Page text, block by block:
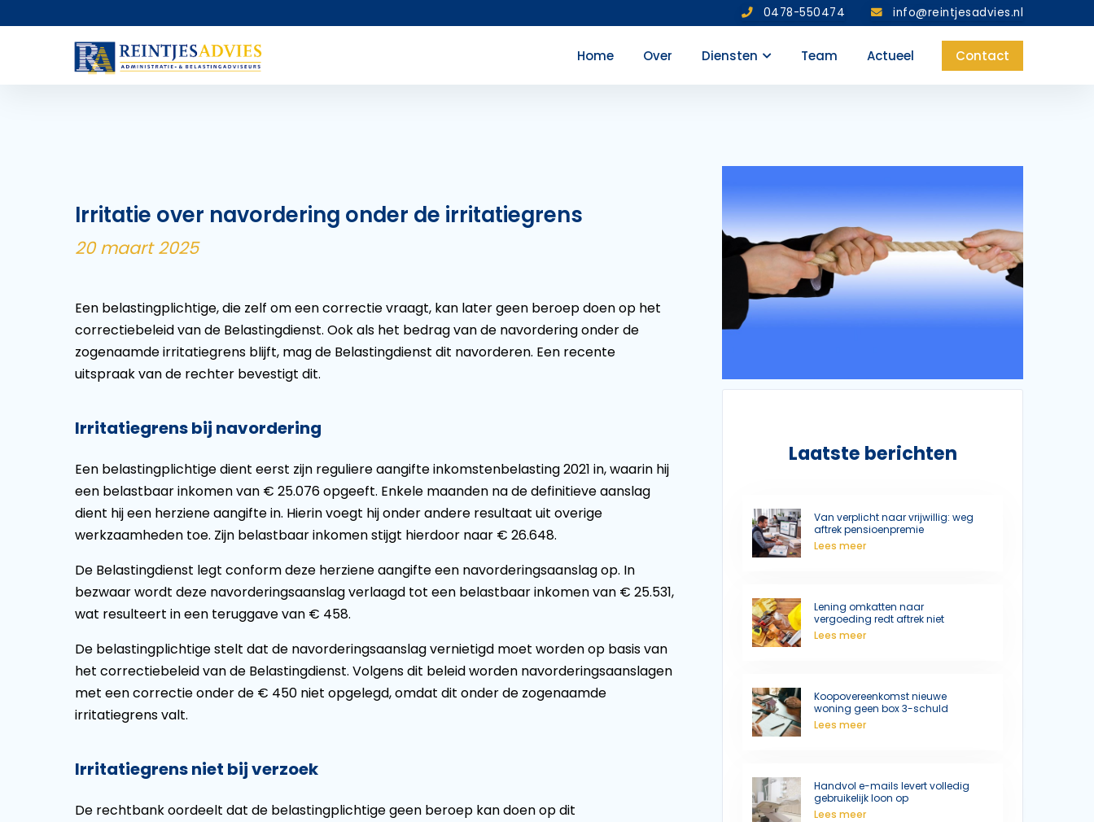
0478-550474 info@reintjesadvies.nl
Home Over Diensten Team Actueel Contact
Irritatie over navordering onder de irritatiegrens
20 maart 2025
Een belastingplichtige, die zelf om een correctie vraagt, kan later geen beroep doen op het
correctiebeleid van de Belastingdienst. Ook als het bedrag van de navordering onder de
zogenaamde irritatiegrens blijft, mag de Belastingdienst dit navorderen. Een recente
uitspraak van de rechter bevestigt dit.
Irritatiegrens bij navordering
Een belastingplichtige dient eerst zijn reguliere aangifte inkomstenbelasting 2021 in, waarin hij
een belastbaar inkomen van € 25.076 opgeeft. Enkele maanden na de definitieve aanslag
dient hij een herziene aangifte in. Hierin voegt hij onder andere resultaat uit overige
werkzaamheden toe. Zijn belastbaar inkomen stijgt hierdoor naar € 26.648.
De Belastingdienst legt conform deze herziene aangifte een navorderingsaanslag op. In
bezwaar wordt deze navorderingsaanslag verlaagd tot een belastbaar inkomen van € 25.531,
wat resulteert in een teruggave van € 458.
De belastingplichtige stelt dat de navorderingsaanslag vernietigd moet worden op basis van
het correctiebeleid van de Belastingdienst. Volgens dit beleid worden navorderingsaanslagen
met een correctie onder de € 450 niet opgelegd, omdat dit onder de zogenaamde
irritatiegrens valt.
Irritatiegrens niet bij verzoek
De rechtbank oordeelt dat de belastingplichtige geen beroep kan doen op dit
Laatste berichten
Van verplicht naar vrijwillig: weg
aftrek pensioenpremie
Lees meer
Lening omkatten naar
vergoeding redt aftrek niet
Lees meer
Koopovereenkomst nieuwe
woning geen box 3-schuld
Lees meer
Handvol e-mails levert volledig
gebruikelijk loon op
Lees meer